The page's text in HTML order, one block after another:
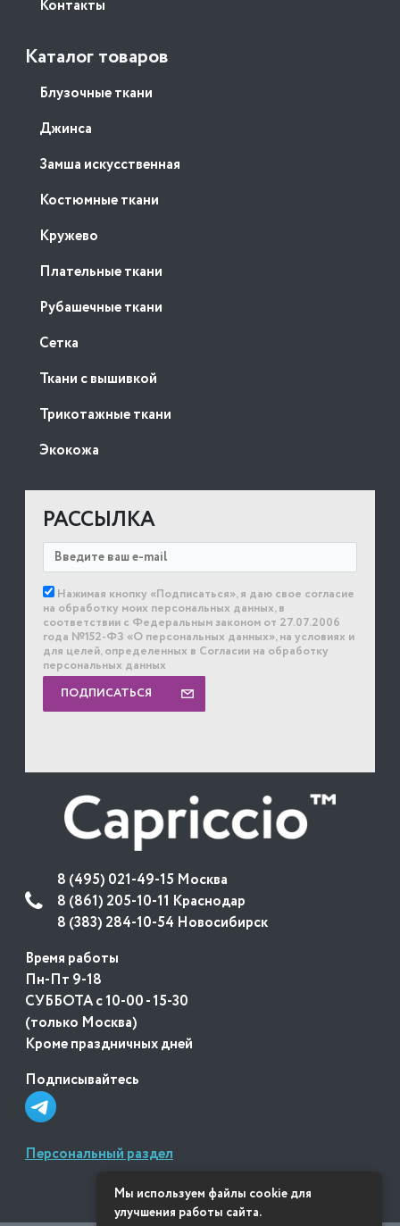
Контакты
Каталог товаров
Блузочные ткани
Джинса
Замша искусственная
Костюмные ткани
Кружево
Плательные ткани
Рубашечные ткани
Сетка
Ткани с вышивкой
Трикотажные ткани
Экокожа
РАССЫЛКА
Нажимая кнопку «Подписаться», я даю свое согласие
на обработку моих персональных данных, в
соответствии с Федеральным законом от 27.07.2006
года №152-ФЗ «О персональных данных», на условиях и
для целей, определенных в Согласии на обработку
персональных данных
ПОДПИСАТЬСЯ
8 (495) 021-49-15 Москва
8 (861) 205-10-11 Краснодар
8 (383) 284-10-54 Новосибирск
Время работы
Пн-Пт 9-18
СУББОТА с 10-00 - 15-30
(только Москва)
Кроме праздничных дней
Подписывайтесь
Персональный раздел
Мы используем файлы cookie для
улучшения работы сайта.